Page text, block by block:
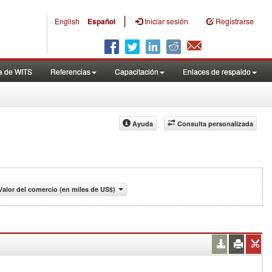
English Español | Iniciar sesión Registrarse
de WITS Referencias Capacitación Enlaces de respaldo
Consulta personalizada
Ayuda
del comercio (en miles de US$)